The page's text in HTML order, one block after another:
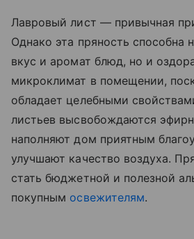
Лавровый лист — привычная
Однако эта пряность способна
вкус и аромат блюд, но и
микроклимат в помещении,
обладает целебными
листьев высвобождаются
наполняют дом приятным
улучшают качество воздуха.
стать бюджетной и полезной
покупным освежителям.